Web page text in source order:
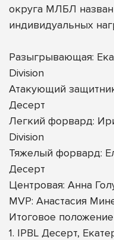
округа МЛБЛ
индивидуальных
Разыгрывающая:
Division
Атакующий
Десерт
Легкий форвард:
Division
Тяжелый форвард:
Десерт
Центровая: Анна
MVP: Анастасия
Итоговое
1. IPBL Десерт,